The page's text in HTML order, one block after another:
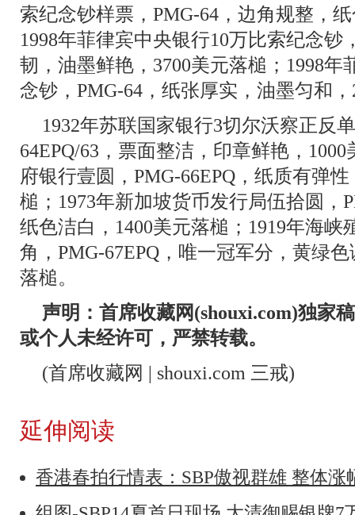
索纪念钞样票，PMG-64，边角规整，
1998年菲律宾中央银行10万比索纪念钞
韧，油墨鲜艳，3700美元落槌；1998年
念钞，PMG-64，纸张厚实，油墨匀和
1932年苏联国家银行3切尔沃察正反
64EPQ/63，票面整洁，印章鲜艳，
府银行壹圆，PMG-66EPQ，纸质有弹
槌；1973年新加坡货币发行局伍拾圆，
纸色洁白，1400美元落槌；1919年海
角，PMG-67EPQ，唯一冠军分，黄绿
落槌。
声明：首席收藏网(shouxi.com)独家
或个人未经许可，严禁转载。
(首席收藏网 | shouxi.com 三戒)
延伸阅读
香港春拍行情表：SBP傲视群雄 整体